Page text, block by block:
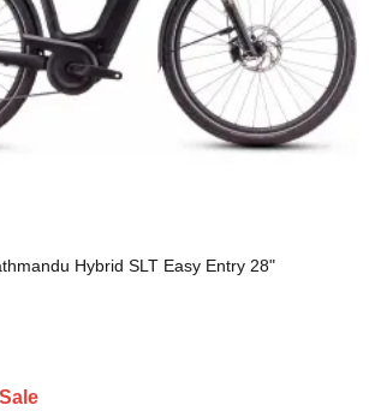
Hybrid SLT Easy Entry 28"